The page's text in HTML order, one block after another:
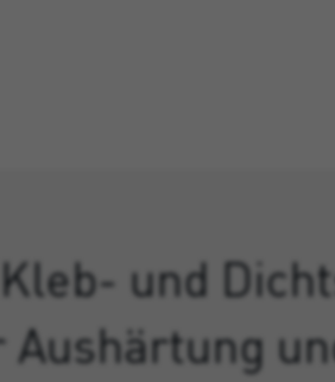
und